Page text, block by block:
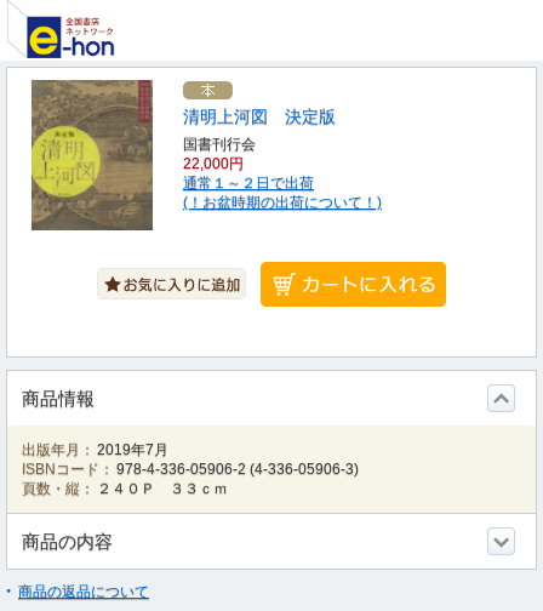
清明上河図 決定版
国書刊行会
22,000円
通常１～２日で出荷
(！お盆時期の出荷について！)
商品情報
出版年月： 2019年7月
ISBNコード： 978-4-336-05906-2 (4-336-05906-3)
頁数・縦：
２４０Ｐ ３３ｃｍ
商品の内容
商品の返品について